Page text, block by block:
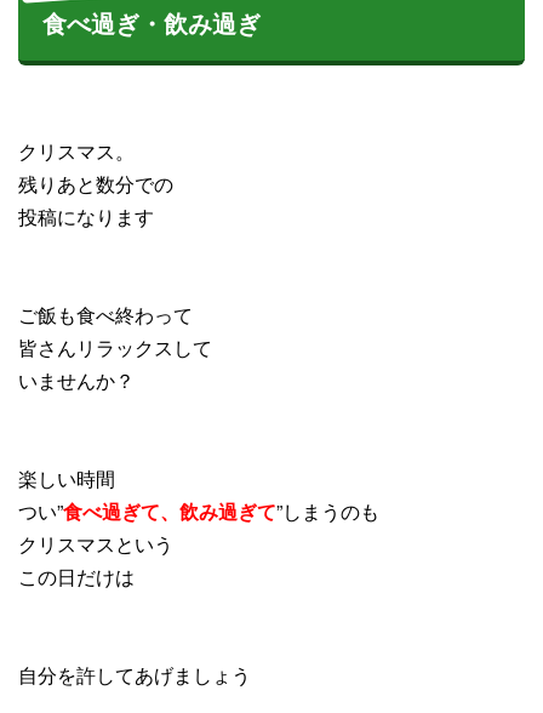
食べ過ぎ・飲み過ぎ
クリスマス。
残りあと数分での
投稿になります
ご飯も食べ終わって
皆さんリラックスして
いませんか？
楽しい時間
つい”食べ過ぎて、飲み過ぎて”しまうのも
クリスマスという
この日だけは
自分を許してあげましょう